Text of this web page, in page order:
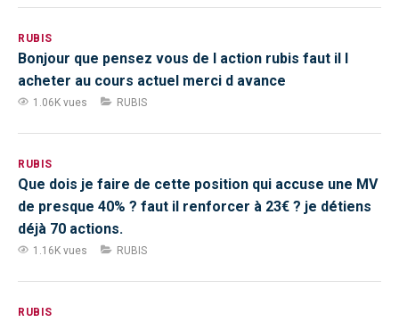
RUBIS
Bonjour que pensez vous de l action rubis faut il l
acheter au cours actuel merci d avance
1.06K vues RUBIS
RUBIS
Que dois je faire de cette position qui accuse une MV
de presque 40% ? faut il renforcer à 23€ ? je détiens
déjà 70 actions.
1.16K vues RUBIS
RUBIS